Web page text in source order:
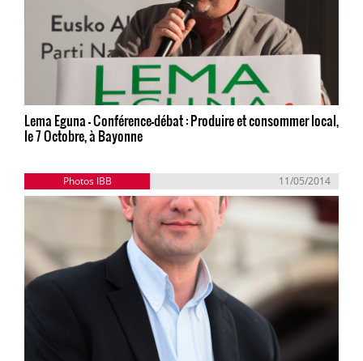
Lema Eguna - Conférence-débat : Produire et consommer local,
le 7 Octobre, à Bayonne
Photos IBB 11/05/2014